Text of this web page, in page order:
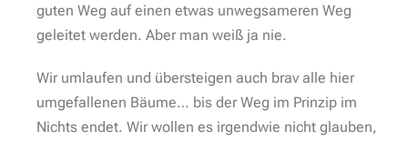
guten Weg auf einen etwas unwegsameren Weg
geleitet werden. Aber man weiß ja nie.
Wir umlaufen und übersteigen auch brav alle hier
umgefallenen Bäume… bis der Weg im Prinzip im
Nichts endet. Wir wollen es irgendwie nicht glauben,